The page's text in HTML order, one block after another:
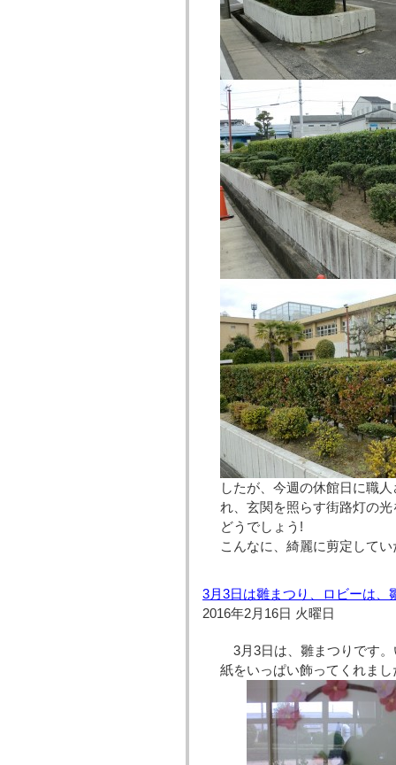
したが、今週の休館日に職
れ、玄関を照らす街路灯の
どうでしょう!
こんなに、綺麗に剪定して
3月3日は雛まつり、ロビーは、
2016年2月16日 火曜日
3月3日は、雛まつりです
紙をいっぱい飾ってくれま